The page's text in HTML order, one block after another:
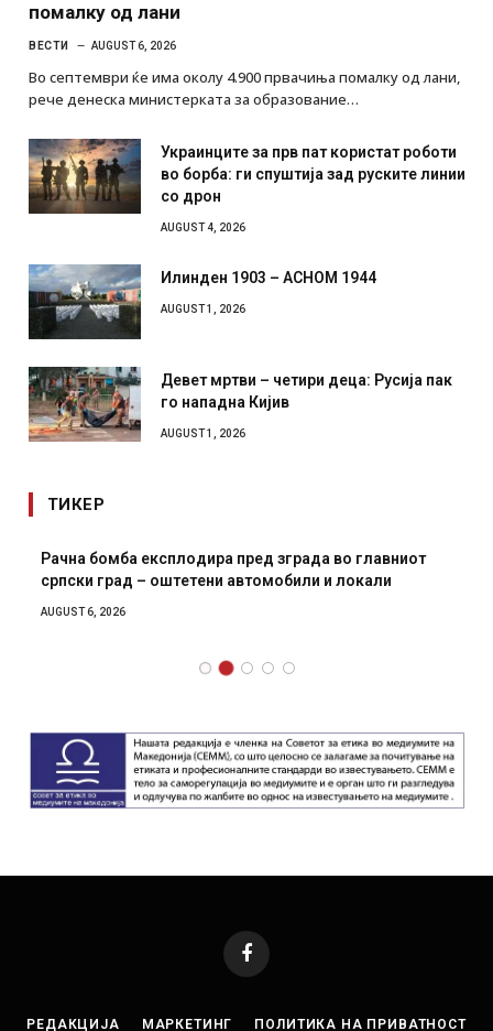
помалку од лани
ВЕСТИ AUGUST 6, 2026
Во септември ќе има околу 4.900 првачиња помалку од лани,
рече денеска министерката за образование…
Украинците за прв пат користат роботи
во борба: ги спуштија зад руските линии
со дрон
AUGUST 4, 2026
Илинден 1903 – АСНОМ 1944
AUGUST 1, 2026
Девет мртви – четири деца: Русија пак
го нападна Кијив
AUGUST 1, 2026
ТИКЕР
Рачна бомба експлодира пред зграда во главниот
српски град – оштетени автомобили и локали
AUGUST 6, 2026
Facebook
РЕДАКЦИЈА МАРКЕТИНГ ПОЛИТИКА НА ПРИВАТНОСТ